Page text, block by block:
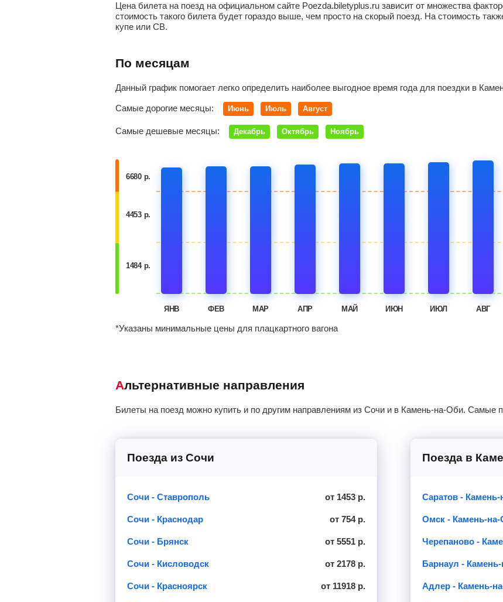
Цена билета на поезд на официальном сайте Poezda.biletyplus.ru зависит от множества
стоимость такого билета будет гораздо выше, чем просто на скорый поезд. На стоимость
купе или СВ.
По месяцам
Данный график помогает легко определить наиболее выгодное время года для поездки в
Самые дорогие месяцы: Июнь Июль Август
Самые дешевые месяцы: Декабрь Октябрь Ноябрь
6680 р.
4453 р.
1484 р.
ЯНВ ФЕВ МАР АПР МАЙ ИЮН ИЮЛ АВГ
*Указаны минимальные цены для плацкартного вагона
Альтернативные направления
Билеты на поезд можно купить и по другим направлениям из Сочи и в Камень-на-Оби. Самые
Поезда из Сочи
Сочи - Ставрополь от 1453 р.
Сочи - Краснодар от 754 р.
Сочи - Брянск от 5551 р.
Сочи - Кисловодск от 2178 р.
Сочи - Красноярск от 11918 р.
Поезда в
Саратов -
Омск - Камень-
Черепаново -
Барнаул -
Адлер - Камень-